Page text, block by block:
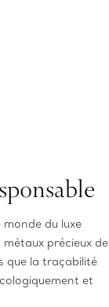
du luxe
précieux de
que la traçabilité
et